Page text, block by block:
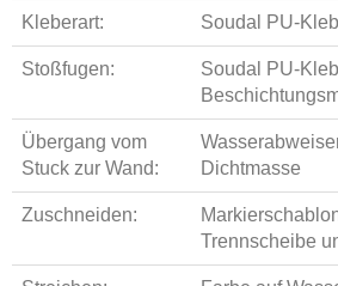
Kleberart: Soudal PU-
Stoßfugen:
Soudal PU-
Übergang vom
Stuck zur Wand:
Dichtmasse
Zuschneiden:
Trennscheibe